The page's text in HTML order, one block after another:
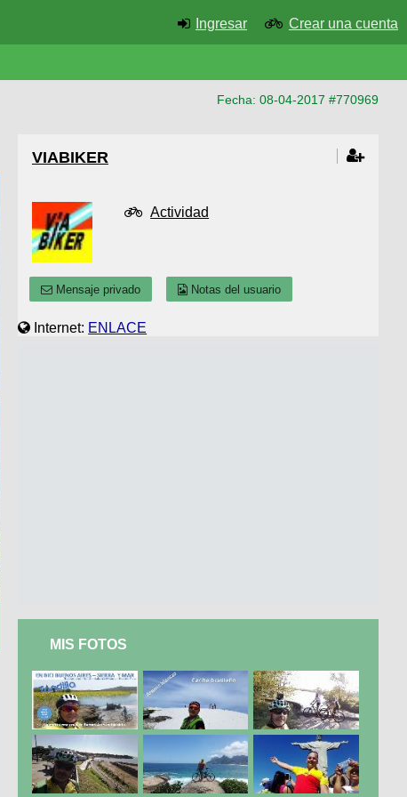
Ingresar Crear una cuenta
Fecha: 08-04-2017 #770969
VIABIKER
Actividad
Mensaje privado Notas del usuario
Internet: ENLACE
MIS FOTOS